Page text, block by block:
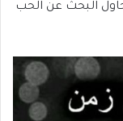
البحث عن الحب